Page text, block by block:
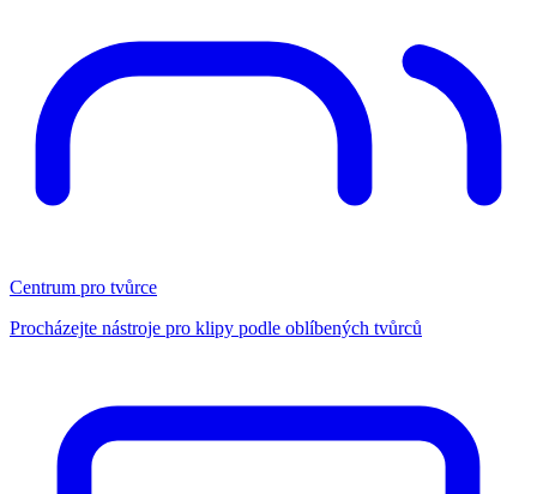
Centrum pro tvůrce
Procházejte nástroje pro klipy podle oblíbených tvůrců